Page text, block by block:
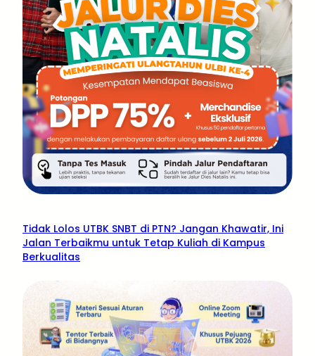
Tidak Lolos UTBK SNBT di PTN? Jangan Khawatir, Ini
Jalan Terbaikmu untuk Tetap Kuliah di Kampus
Berkualitas